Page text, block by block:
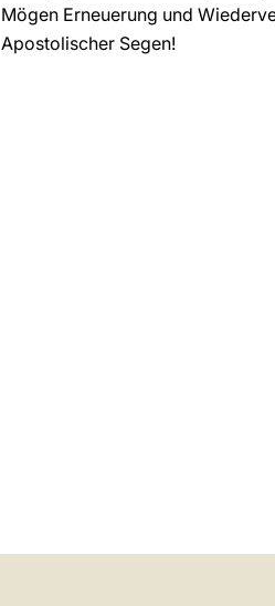
Mögen Erneuerung und
Apostolischer Segen!